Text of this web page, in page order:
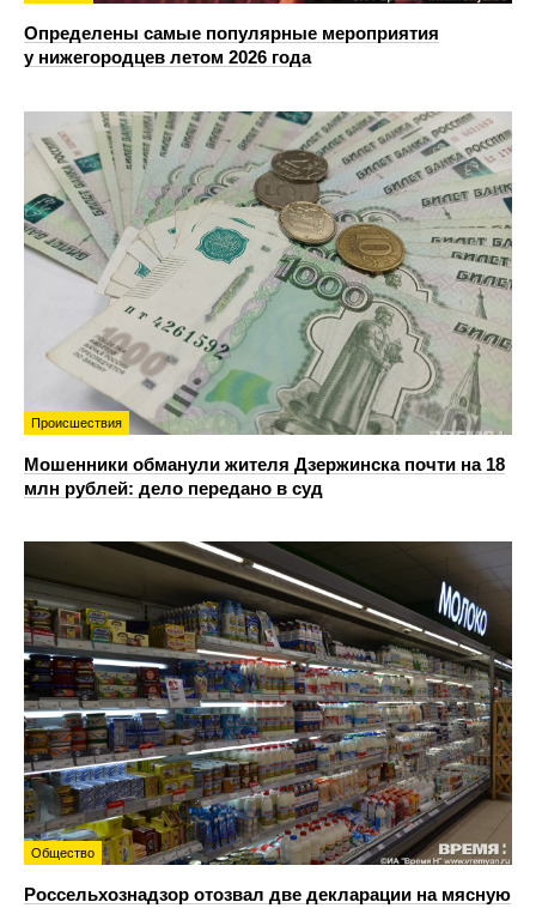
Определены самые популярные мероприятия
у нижегородцев летом 2026 года
Происшествия
Мошенники обманули жителя Дзержинска почти на 18
млн рублей: дело передано в суд
Общество
Россельхознадзор отозвал две декларации на мясную